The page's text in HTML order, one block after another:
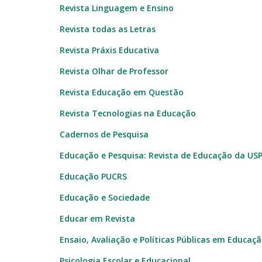
Revista Linguagem e Ensino
Revista todas as Letras
Revista Práxis Educativa
Revista Olhar de Professor
Revista Educação em Questão
Revista Tecnologias na Educação
Cadernos de Pesquisa
Educação e Pesquisa: Revista de Educação da USP
Educação PUCRS
Educação e Sociedade
Educar em Revista
Ensaio, Avaliação e Políticas Públicas em